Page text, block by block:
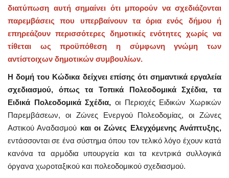
διατύπωση αυτή σημαίνει ότι μπορούν να σχεδιάζονται
παρεμβάσεις που υπερβαίνουν τα όρια ενός δήμου ή
επηρεάζουν περισσότερες δημοτικές ενότητες χωρίς να
τίθεται ως προϋπόθεση η σύμφωνη γνώμη των
αντίστοιχων δημοτικών συμβουλίων.
Η δομή του Κώδικα δείχνει επίσης ότι σημαντικά εργαλεία
σχεδιασμού, όπως τα Τοπικά Πολεοδομικά Σχέδια, τα
Ειδικά Πολεοδομικά Σχέδια, οι Περιοχές Ειδικών Χωρικών
Παρεμβάσεων, οι Ζώνες Ενεργού Πολεοδομίας, οι Ζώνες
Αστικού Αναδασμού και οι Ζώνες Ελεγχόμενης Ανάπτυξης,
εντάσσονται σε ένα σύστημα όπου τον τελικό λόγο έχουν κατά
κανόνα τα αρμόδια υπουργεία και τα κεντρικά συλλογικά
όργανα χωροταξικού και πολεοδομικού σχεδιασμού.